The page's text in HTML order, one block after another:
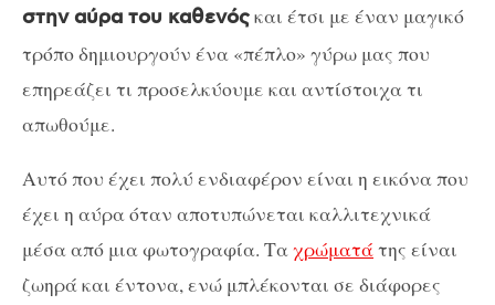
στην αύρα του καθενόςκαι έτσι με έναν μαγικό
τρόπο δημιουργούν ένα «πέπλο» γύρω μας που
επηρεάζει τι προσελκύουμε και αντίστοιχα τι
απωθούμε.
Αυτό που έχει πολύ ενδιαφέρον είναι η εικόνα που
έχει η αύρα όταν αποτυπώνεται καλλιτεχνικά
μέσα από μια φωτογραφία. Ταχρώματάτης είναι
ζωηρά και έντονα, ενώ μπλέκονται σε διάφορες